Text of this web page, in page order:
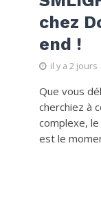
chez
end !
il y a 2 jours
Que vous
cherchiez à
complexe,
est le